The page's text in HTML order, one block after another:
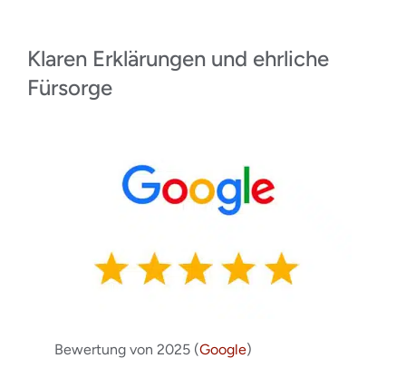
Klaren Erklärungen und ehrliche
Fürsorge
Bewertung von 2025 (Google)